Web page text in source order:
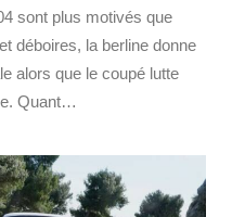
sont plus motivés que
déboires, la berline donne
alors que le coupé lutte
Quant…